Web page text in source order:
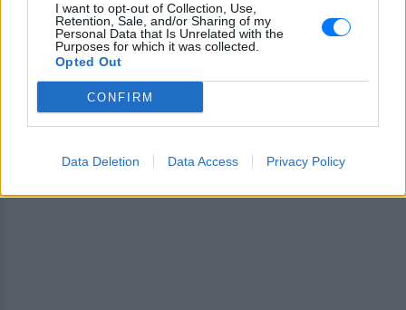
I want to opt-out of Collection, Use,
Retention, Sale, and/or Sharing of my
Personal Data that Is Unrelated with the
Purposes for which it was collected.
Opted Out
CONFIRM
Data Deletion Data Access Privacy Policy